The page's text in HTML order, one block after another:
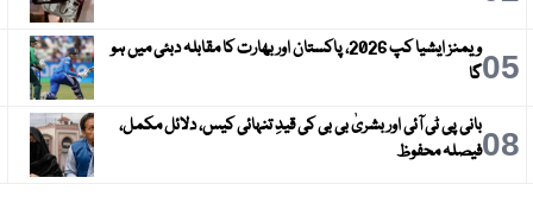
05
ویمنز ایشیا کپ 2026، پاکستان اور بھارت کا مقابلہ دبئی میں ہو
گا
08بانی پی ٹی آئی اور بشریٰ بی بی کی قیدِ تنہائی کیس، دلائل مکمل،
فیصلہ محفوظ